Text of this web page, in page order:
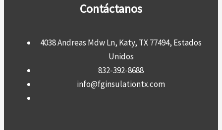
Contáctanos
4038 Andreas Mdw Ln, Katy, TX 77494, Estados
Unidos
832-392-8688
info@fginsulationtx.com